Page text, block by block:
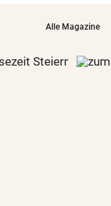
Alle Magazine